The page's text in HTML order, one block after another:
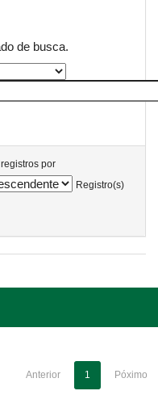
de busca.
por
Registro(s)
Anterior 1 Póximo